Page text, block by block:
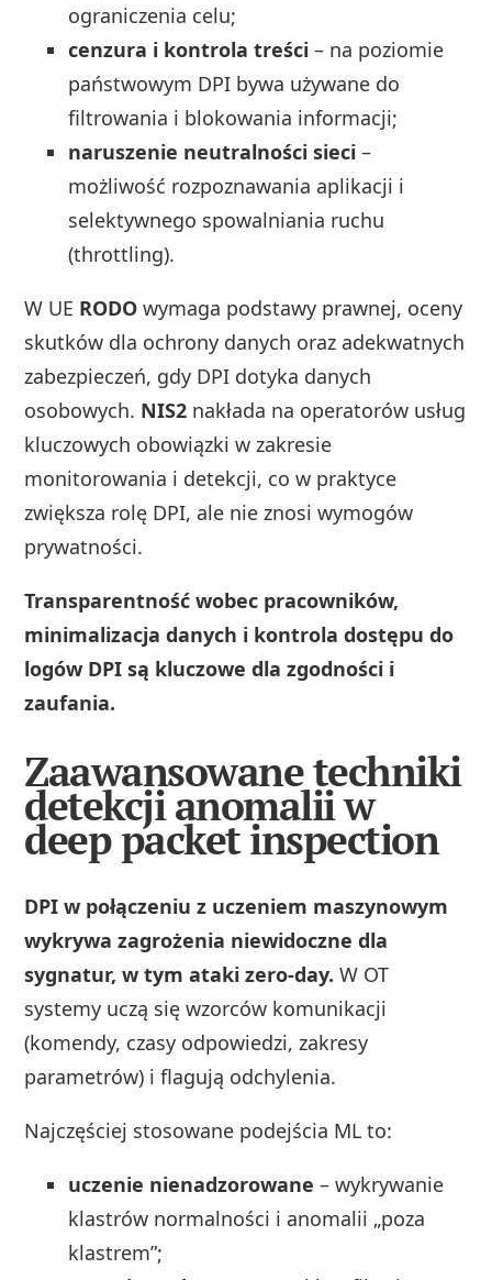
ograniczenia celu;
cenzura i kontrola treści – na poziomie
państwowym DPI bywa używane do
filtrowania i blokowania informacji;
naruszenie neutralności sieci –
możliwość rozpoznawania aplikacji i
selektywnego spowalniania ruchu
(throttling).
W UE RODO wymaga podstawy prawnej, oceny
skutków dla ochrony danych oraz adekwatnych
zabezpieczeń, gdy DPI dotyka danych
osobowych. NIS2 nakłada na operatorów usług
kluczowych obowiązki w zakresie
monitorowania i detekcji, co w praktyce
zwiększa rolę DPI, ale nie znosi wymogów
prywatności.
Transparentność wobec pracowników,
minimalizacja danych i kontrola dostępu do
logów DPI są kluczowe dla zgodności i
zaufania.
Zaawansowane techniki
detekcji anomalii w
deep packet inspection
DPI w połączeniu z uczeniem maszynowym
wykrywa zagrożenia niewidoczne dla
sygnatur, w tym ataki zero-day. W OT
systemy uczą się wzorców komunikacji
(komendy, czasy odpowiedzi, zakresy
parametrów) i flagują odchylenia.
Najczęściej stosowane podejścia ML to:
uczenie nienadzorowane – wykrywanie
klastrów normalności i anomalii „poza
klastrem”;